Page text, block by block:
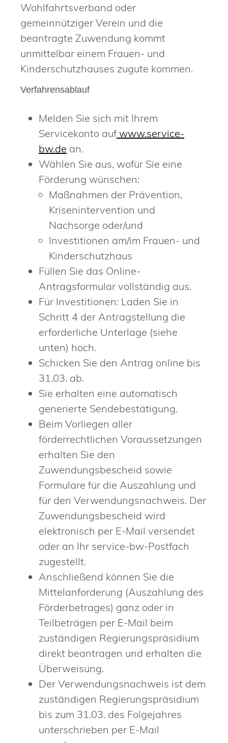
Wohlfahrtsverband oder
gemeinnütziger Verein und die
beantragte Zuwendung kommt
unmittelbar einem Frauen- und
Kinderschutzhauses zugute kommen.
Verfahrensablauf
Melden Sie sich mit Ihrem
Servicekonto auf www.service-
bw.de an.
Wählen Sie aus, wofür Sie eine
Förderung wünschen:
Maßnahmen der Prävention,
Krisenintervention und
Nachsorge oder/und
Investitionen am/im Frauen- und
Kinderschutzhaus
Füllen Sie das Online-
Antragsformular vollständig aus.
Für Investitionen: Laden Sie in
Schritt 4 der Antragstellung die
erforderliche Unterlage (siehe
unten) hoch.
Schicken Sie den Antrag online bis
31.03. ab.
Sie erhalten eine automatisch
generierte Sendebestätigung.
Beim Vorliegen aller
förderrechtlichen Voraussetzungen
erhalten Sie den
Zuwendungsbescheid sowie
Formulare für die Auszahlung und
für den Verwendungsnachweis. Der
Zuwendungsbescheid wird
elektronisch per E-Mail versendet
oder an Ihr service-bw-Postfach
zugestellt.
Anschließend können Sie die
Mittelanforderung (Auszahlung des
Förderbetrages) ganz oder in
Teilbeträgen per E-Mail beim
zuständigen Regierungspräsidium
direkt beantragen und erhalten die
Überweisung.
Der Verwendungsnachweis ist dem
zuständigen Regierungspräsidium
bis zum 31.03. des Folgejahres
unterschrieben per E-Mail